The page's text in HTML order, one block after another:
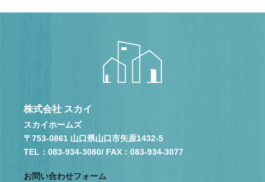
株式会社 スカイ
スカイホームズ
〒753-0861 山口県山口市矢原1432-5
TEL：083-934-3080/ FAX：083-934-3077
お問い合わせフォーム